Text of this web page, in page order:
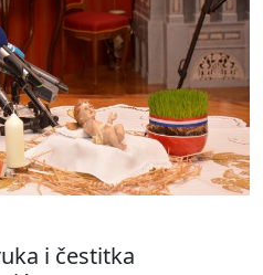
i čestitka